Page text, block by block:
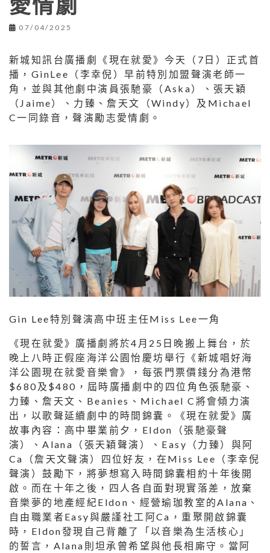
愛情劇
07/04/2025
新城知訊台廣播劇《現在就愛》今天（7日）正式首
播，GinLee（李幸倪）早前特別加盟聲演老師一
角，並與其他劇中演員張馳豪（Aska）、張天穎
（Jaime）、力臻、詹天文（Windy）及Michael
C一同錄音，聲演勵志愛情劇。
Gin Lee特別聲演高中班主任Miss Lee一角
《現在就愛》廣播劇將於4月25日晚搬上舞台，於
晚上八時正假座海洋公園怡慶坊舉行《新城唱好海
洋公園現在就愛音樂會》，每張門票價錢分為港幣
$680及$480，屆時廣播劇中的四位角色張馳豪、
力臻、詹天文、Beanies、Michael C將會傾力演
出，以歌聲延續劇中的時間錦囊。《現在就愛》廣
故事內容：高中畢業前夕，Eldon（張馳豪聲
演）、Alana（張天穎聲演）、Easy（力臻）與阿
Ca（詹天文聲演）四位好友，在Miss Lee（李幸倪
聲演）鼓勵下，將夢想寫入時間錦囊相約十年後開
啟。而在十年之後，四人各自面對現實落差，放棄
音樂夢的地產經紀Eldon、經營瑜珈教室的Alana、
自由職業者Easy與嚴謹社工阿Ca，重聚開啟錦囊
時，Eldon發現自己背離了「以音樂為生活核心」
的誓言，Alana則坦承曾希望與他長相廝守。當阿